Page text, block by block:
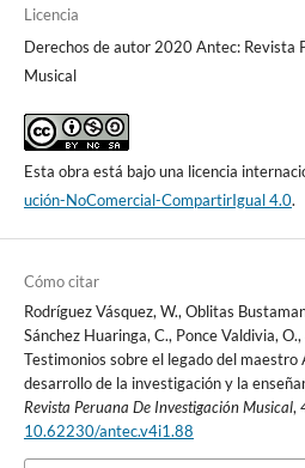
Licencia
Derechos de autor 2020 Antec: Revista
Musical
Esta obra está bajo una licencia
ución-NoComercial-CompartirIgual 4.0.
Cómo citar
Rodríguez Vásquez, W., Oblitas
Sánchez Huaringa, C., Ponce Valdivia,
Testimonios sobre el legado del maestro
desarrollo de la investigación y la
Revista Peruana De Investigación Musical,
10.62230/antec.v4i1.88